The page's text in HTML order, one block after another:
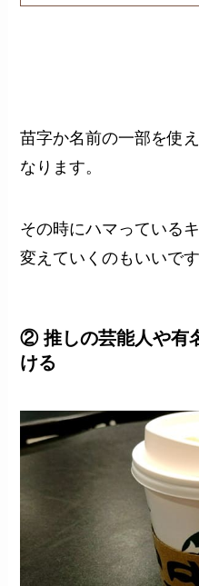
苗字か名前の一部を使
なります。
その時にハマっている
変えていくのもいいです
② 推しの芸能人や有
ける